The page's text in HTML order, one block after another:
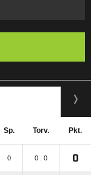
Sp. Torv. Pkt.
0 0 : 0 0